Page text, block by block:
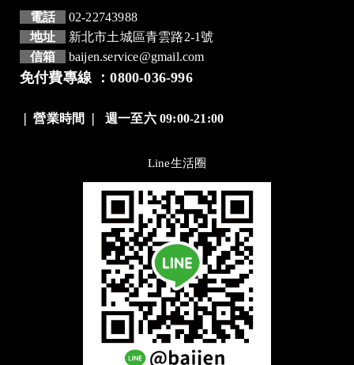
電話
02-22743988
地址
新北市土城區青雲路2-1號
信箱
baijen.service@gmail.com
免付費專線 ：0800-036-996
營業時間 ❘週一至六 09:00-21:00
Line生活圈